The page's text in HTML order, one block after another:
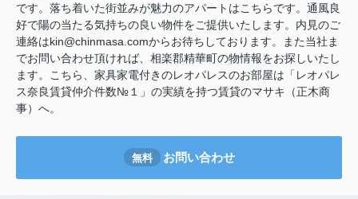
です。落ち着いた街並みが魅力のアパートはこちらです。通風良
好で陽の当たる気持ちの良い物件をご提供いたします。内見のご
連絡はkin@chinmasa.comからお待ちしております。また当社ま
でお問い合わせ頂ければ、相楽郡精華町の物情報をお探しいたし
ます。こちら、家具家電付きのレオパレスのお部屋は「レオパレ
ス奈良賃貸仲介件数№１」の実績を持つ賃貸のマサキ（正木商
事）へ。
無料 お問い合わせ